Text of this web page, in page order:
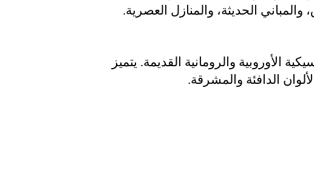
والمباني الحديثة، والمنازل العصرية.
الأوروبية والرومانية القديمة. يتميز
الدافئة والمشرقة.